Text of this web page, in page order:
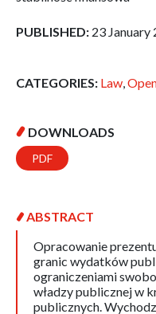
PUBLISHED: 23 January
CATEGORIES: Law,
DOWNLOADS
PDF
ABSTRACT
Opracowanie
granic wydatków
ograniczeniami
władzy publicznej w
publicznych.